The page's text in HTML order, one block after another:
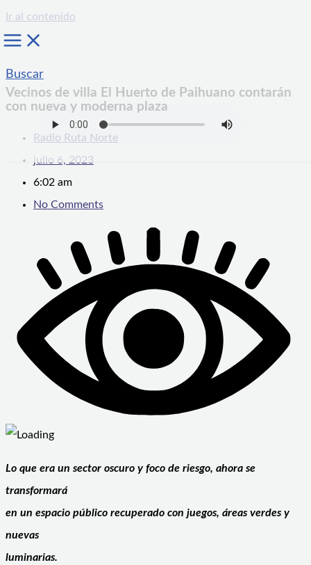
Ir al contenido
Buscar
Vecinos de villa El Huerto de Paihuano contarán
con nueva y moderna plaza
Radio Ruta Norte
julio 6, 2023
6:02 am
No Comments
Lo que era un sector oscuro y foco de riesgo, ahora se
transformará
en un espacio público recuperado con juegos, áreas verdes y
nuevas
luminarias.